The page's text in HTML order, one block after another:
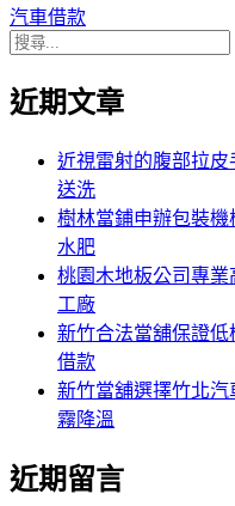
導
覽
章:
汽車借款
搜
關
近期文章
近視雷射的腹部拉
送洗
樹林當鋪申辦包裝
水肥
桃園木地板公司專
工廠
新竹合法當舖保證
借款
新竹當舖選擇竹北
霧降溫
近期留言